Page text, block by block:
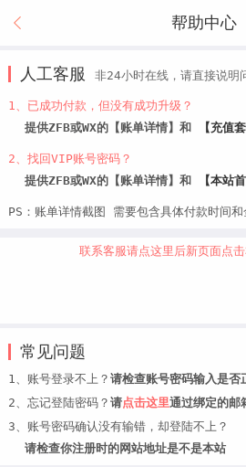
帮助中心
人工客服 非24小时在线，请直接说明
1、已成功付款，但没有成功升级？
提供ZFB或WX的【账单详情】和
【充值套
2、找回VIP账号密码？
提供ZFB或WX的【账单详情】和
【本站首
PS：账单详情截图 需要包含具体付款时间和
联系客服请点这里后新页面点
常见问题
1、账号登录不上？ 请检查账号密码输入是否
2、忘记登陆密码？ 请点击这里通过绑定的邮
3、账号密码确认没有输错，却登陆不上？
请检查你注册时的网站地址是不是本站